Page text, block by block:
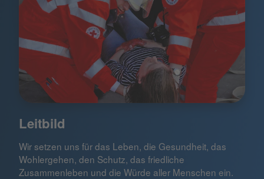
Leitbild
Wir setzen uns für das Leben, die Gesundheit, das
Wohlergehen, den Schutz, das friedliche
Zusammenleben und die Würde aller Menschen ein.